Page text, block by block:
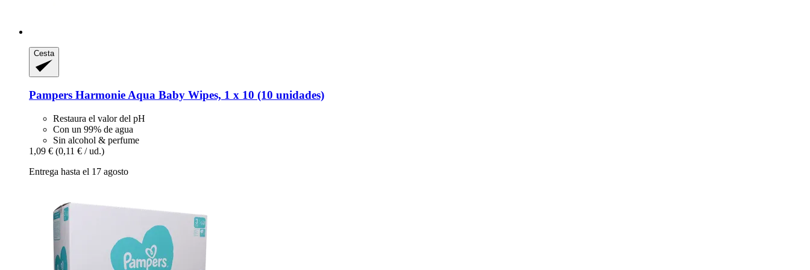
Cesta
Pampers Harmonie Aqua Baby Wipes, 1 x 10 (10 unidades)
Restaura el valor del pH
Con un 99% de agua
Sin alcohol & perfume
1,09 € (0,11 € / ud.)
Entrega hasta el 17 agosto